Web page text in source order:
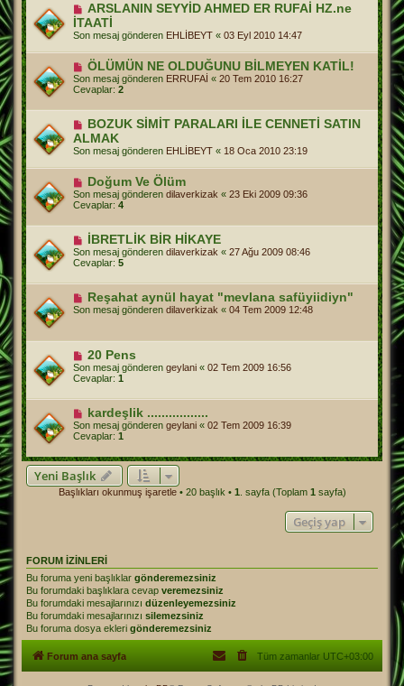
ARSLANIN SEYYİD AHMED ER RUFAİ HZ.ne
İTAATİ
Son mesaj gönderen EHLİBEYT « 03 Eyl 2010 14:47
ÖLÜMÜN NE OLDUĞUNU BİLMEYEN KATİL!
Son mesaj gönderen ERRUFAİ « 20 Tem 2010 16:27
Cevaplar: 2
BOZUK SİMİT PARALARI İLE CENNETİ SATIN
ALMAK
Son mesaj gönderen EHLİBEYT « 18 Oca 2010 23:19
Doğum Ve Ölüm
Son mesaj gönderen dilaverkizak « 23 Eki 2009 09:36
Cevaplar: 4
İBRETLİK BİR HİKAYE
Son mesaj gönderen dilaverkizak « 27 Ağu 2009 08:46
Cevaplar: 5
Reşahat aynül hayat "mevlana safüyiidiyn"
Son mesaj gönderen dilaverkizak « 04 Tem 2009 12:48
20 Pens
Son mesaj gönderen geylani « 02 Tem 2009 16:56
Cevaplar: 1
kardeşlik .................
Son mesaj gönderen geylani « 02 Tem 2009 16:39
Cevaplar: 1
Yeni Başlık
Başlıkları okunmuş işaretle• 20 başlık • 1 . sayfa (Toplam 1 sayfa)
Geçiş yap
FORUM IZINLERI
Bu foruma yeni başlıklar gönderemezsiniz
Bu forumdaki başlıklara cevap veremezsiniz
Bu forumdaki mesajlarınızı düzenleyemezsiniz
Bu forumdaki mesajlarınızı silemezsiniz
Bu foruma dosya ekleri gönderemezsiniz
Forum ana sayfa Tüm zamanlar UTC+03:00